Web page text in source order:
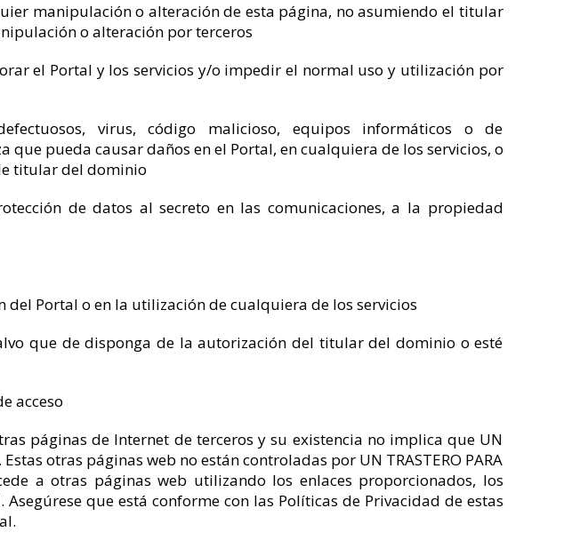
manipulación o alteración de esta página, no asumiendo el titular
o alteración por terceros
el Portal y los servicios y/o impedir el normal uso y utilización por
virus, código malicioso, equipos informáticos o de
pueda causar daños en el Portal, en cualquiera de los servicios, o
titular del dominio
de datos al secreto en las comunicaciones, a la propiedad
Portal o en la utilización de cualquiera de los servicios
que de disponga de la autorización del titular del dominio o esté
acceso
páginas de Internet de terceros y su existencia no implica que UN
otras páginas web no están controladas por UN TRASTERO PARA
a otras páginas web utilizando los enlaces proporcionados, los
que está conforme con las Políticas de Privacidad de estas